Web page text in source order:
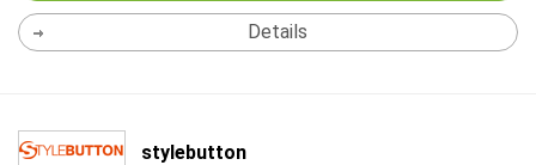
Details
stylebutton